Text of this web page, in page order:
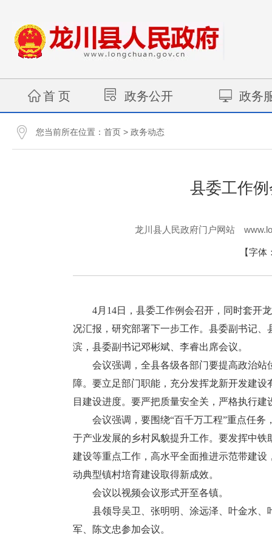
首 页 政务公开 政务
您当前所在位置： 首页 > 政务动态
县委工作
龙川县人民政府门户网站
【字体
4月14日，县委工作例会召开，同时套开龙
况汇报，研究部署下一步工作。县委副书记
滨，县委副书记邓彬斌、李睿出席会议。
会议强调，全县各级各部门要提高政治站
障。要立足部门职能，充分发挥龙新开发建
目建设进度。要严把质量安全关，严格执行
会议强调，要围绕“百千万工程”重点任务
于产业发展的乡村风貌提升工作。要发挥中铁
建设等重点工作，高水平全面推进示范带建
动典型镇村培育建设取得新成效。
会议以视频会议形式开至各镇。
县领导吴卫、张明明、涂远泽、叶金水、
军、陈文忠参加会议。